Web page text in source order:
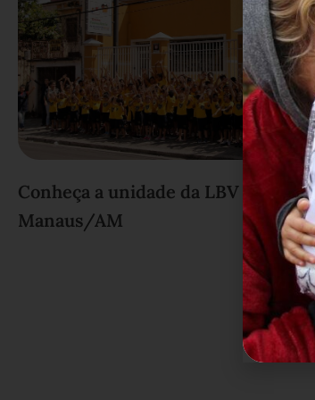
Conheça a unidade da LBV em
Manaus/AM